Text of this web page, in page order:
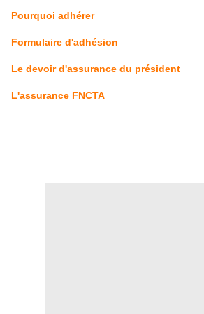
Pourquoi adhérer
Formulaire d'adhésion
Le devoir d'assurance du président
L'assurance FNCTA